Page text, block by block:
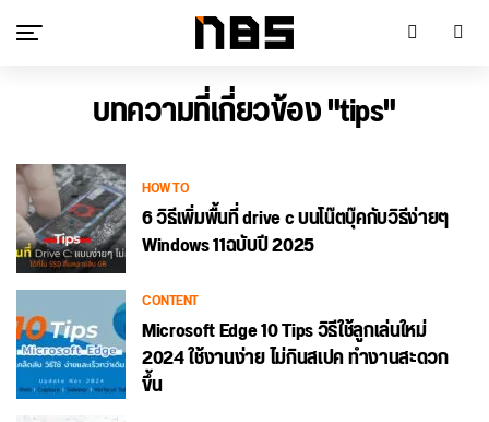
บทความที่เกี่ยวข้อง "tips"
HOW TO
6 วิธีเพิ่มพื้นที่ drive c บนโน๊ตบุ๊คกับวิธีง่ายๆ
Windows 11ฉบับปี 2025
CONTENT
Microsoft Edge 10 Tips วิธีใช้ลูกเล่นใหม่
2024 ใช้งานง่าย ไม่กินสเปค ทำงานสะดวก
ขึ้น